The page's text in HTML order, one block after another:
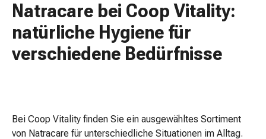
Rezeptpflichtige
Arzneimittel
Rezeptpflichtige
Arzneimittel
Vaginalgesundheit
Natracare bei Coop Vitality:
natürliche Hygiene für
verschiedene Bedürfnisse
Bei Coop Vitality finden Sie ein ausgewähltes Sortiment
von Natracare für unterschiedliche Situationen im Alltag.